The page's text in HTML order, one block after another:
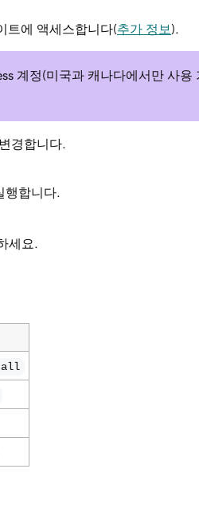
트에 액세스합니다(추가 정보).
계정(미국과 캐나다에서만 사용
경합니다.
합니다.
세요.
all